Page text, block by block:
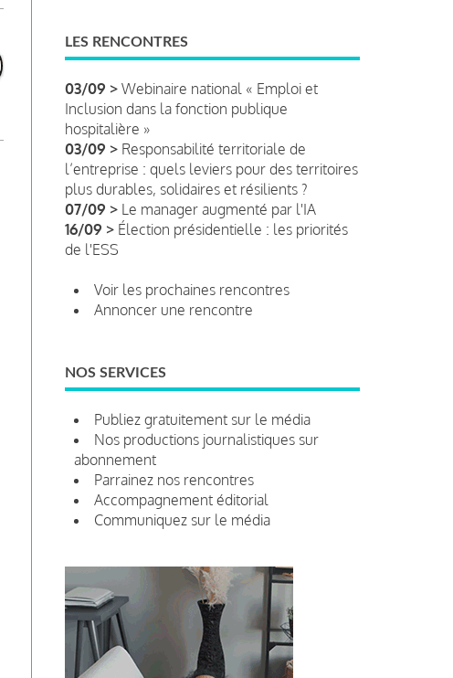
LES RENCONTRES
03/09 > Webinaire national « Emploi et
Inclusion dans la fonction publique
hospitalière »
03/09 > Responsabilité territoriale de
l’entreprise : quels leviers pour des territoires
plus durables, solidaires et résilients ?
07/09 > Le manager augmenté par l'IA
16/09 > Élection présidentielle : les priorités
de l'ESS
Voir les prochaines rencontres
Annoncer une rencontre
NOS SERVICES
Publiez gratuitement sur le média
Nos productions journalistiques sur
abonnement
Parrainez nos rencontres
Accompagnement éditorial
Communiquez sur le média